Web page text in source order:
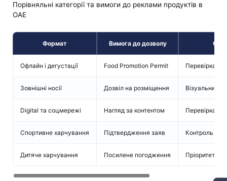
Порівняльні категорії та вимоги до реклами продуктів в
ОАЕ
Формат Вимога до дозволу
Офлайн і дегустації Food Promotion Permit Перевірка
Зовнішні носії Дозвіл на розміщення Візуальний
Digital та соцмережі Нагляд за контентом Перевірка
Спортивне харчування Підтвердження заяв Контроль
Дитяче харчування Посилене погодження Пріоритет